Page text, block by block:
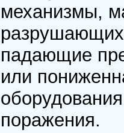
механизмы,
падающие
или
поражения.